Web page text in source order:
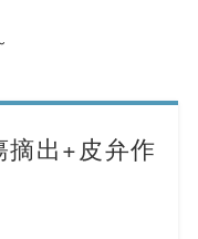
出+皮弁作